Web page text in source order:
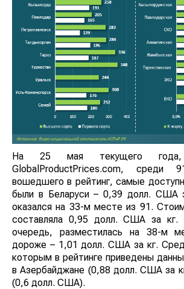
На 25 мая текущего
GlobalProductPrices.com, среди
вошедшего в рейтинг, самые
были в Беларуси – 0,39 долл. США
оказался на 33-м месте из 91.
составляла 0,95 долл. США за кг.
очередь, разместилась на 38-м
дороже – 1,01 долл. США за кг.
которым в рейтинге приведены
в Азербайджане (0,88 долл. США за
(0,6 долл. США).